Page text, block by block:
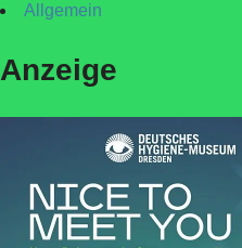
Allgemein
Anzeige